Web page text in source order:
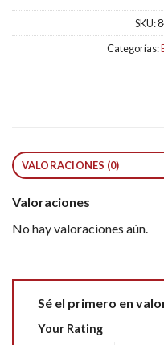
SKU:
Categorías:
VALORACIONES (0)
Valoraciones
No hay valoraciones aún.
Sé el primero en
Your Rating